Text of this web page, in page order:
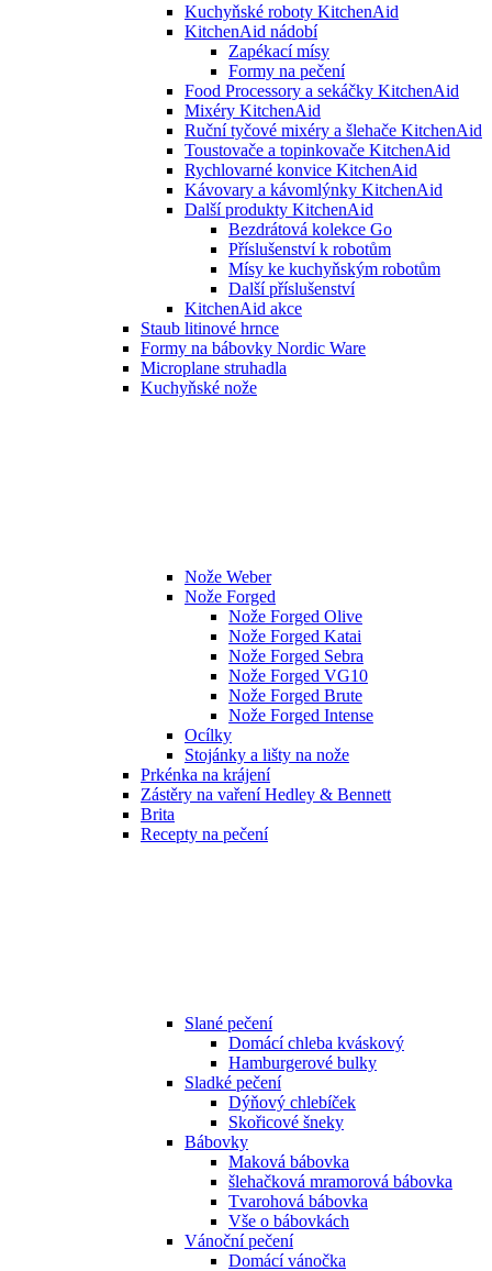
Kuchyňské roboty KitchenAid
KitchenAid nádobí
Zapékací mísy
Formy na pečení
Food Processory a sekáčky KitchenAid
Mixéry KitchenAid
Ruční tyčové mixéry a šlehače KitchenAid
Toustovače a topinkovače KitchenAid
Rychlovarné konvice KitchenAid
Kávovary a kávomlýnky KitchenAid
Další produkty KitchenAid
Bezdrátová kolekce Go
Příslušenství k robotům
Mísy ke kuchyňským robotům
Další příslušenství
KitchenAid akce
Staub litinové hrnce
Formy na bábovky Nordic Ware
Microplane struhadla
Kuchyňské nože
Nože Weber
Nože Forged
Nože Forged Olive
Nože Forged Katai
Nože Forged Sebra
Nože Forged VG10
Nože Forged Brute
Nože Forged Intense
Ocílky
Stojánky a lišty na nože
Prkénka na krájení
Zástěry na vaření Hedley & Bennett
Brita
Recepty na pečení
Slané pečení
Domácí chleba kváskový
Hamburgerové bulky
Sladké pečení
Dýňový chlebíček
Skořicové šneky
Bábovky
Maková bábovka
šlehačková mramorová bábovka
Tvarohová bábovka
Vše o bábovkách
Vánoční pečení
Domácí vánočka